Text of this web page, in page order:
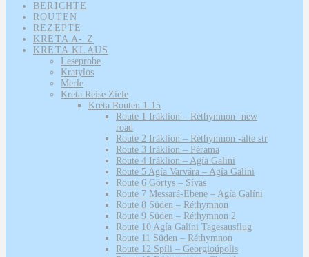
BERICHTE
ROUTEN
REZEPTE
KRETA A- Z
KRETA KLAUS
Leseprobe
Kratylos
Merle
Kreta Reise Ziele
Kreta Routen 1-15
Route 1 Iráklion – Réthymnon -new
road
Route 2 Iráklion – Réthymnon -alte str
Route 3 Iráklion – Pérama
Route 4 Iráklion – Agía Galini
Route 5 Agía Varvára – Agía Galini
Route 6 Górtys – Sívas
Route 7 Messará-Ebene – Agía Galíni
Route 8 Süden – Réthymnon
Route 9 Süden – Réthymnon 2
Route 10 Agía Galíni Tagesausflug
Route 11 Süden – Réthymnon
Route 12 Spíli – Georgioúpolis